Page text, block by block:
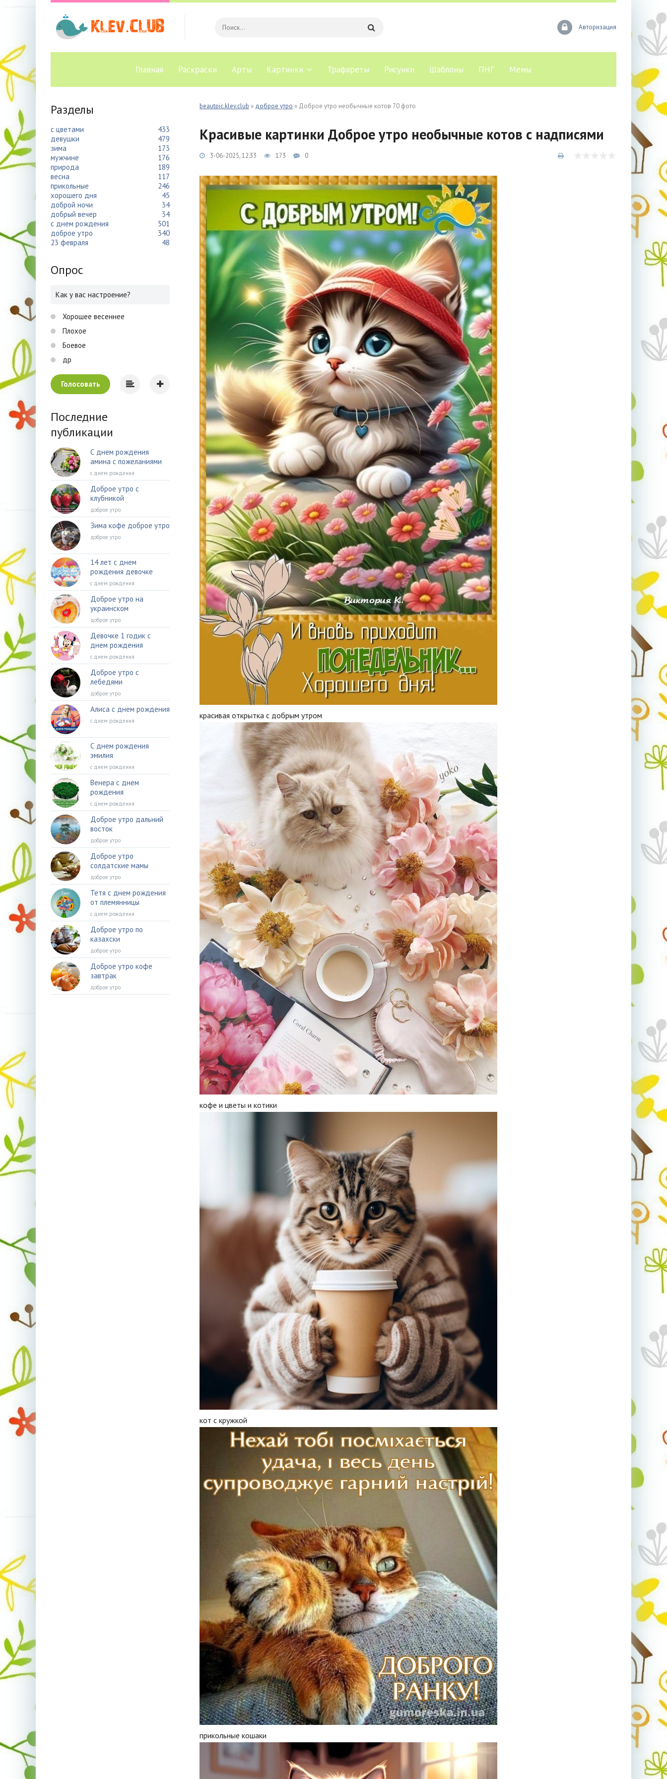
Авторизация
Главная Раскраски Арты Картинки Трафареты Рисунки Шаблоны ПНГ Мемы
beautpic.klev.club » доброе утро » Доброе утро необычные котов 70 фото
Красивые картинки Доброе утро необычные котов с надписями
3-06-2025, 12:33 173 0
красивая открытка с добрым утром
кофе и цветы и котики
кот с кружкой
прикольные кошаки
Разделы
с цветами
433
девушки
479
зима
173
мужчине
176
природа
189
весна
117
прикольные
246
хорошего дня
45
доброй ночи
34
добрый вечер
34
с днем рождения
501
доброе утро
340
23 февраля
48
Опрос
Как у вас настроение?
Хорошее весеннее
Плохое
Боевое
др
Голосовать
Последние
публикации
С днем рождения
амина с пожеланиями
с днем рождения
Доброе утро с
клубникой
доброе утро
Зима кофе доброе утро
доброе утро
14 лет с днем
рождения девочке
с днем рождения
Доброе утро на
украинском
доброе утро
Девочке 1 годик с
днем рождения
с днем рождения
Доброе утро с
лебедями
доброе утро
Алиса с днем рождения
с днем рождения
С днем рождения
эмилия
с днем рождения
Венера с днем
рождения
с днем рождения
Доброе утро дальний
восток
доброе утро
Доброе утро
солдатские мамы
доброе утро
Тетя с днем рождения
от племянницы
с днем рождения
Доброе утро по
казахски
доброе утро
Доброе утро кофе
завтрак
доброе утро